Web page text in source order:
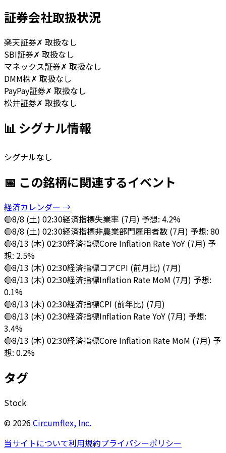
証券会社取扱状況
楽天証券✗ 取扱なし
SBI証券✗ 取扱なし
マネックス証券✗ 取扱なし
DMM株✗ 取扱なし
PayPay証券✗ 取扱なし
松井証券✗ 取扱なし
📊 シグナル情報
シグナルなし
📅 この銘柄に関連するイベント
経済カレンダー →
🔴8/8 (土) 02:30経済指標失業率 (7月) 予想: 4.2%
🔴8/8 (土) 02:30経済指標非農業部門雇用者数 (7月) 予想: 80
🔴8/13 (木) 02:30経済指標Core Inflation Rate YoY (7月) 予
想: 2.5%
🔴8/13 (木) 02:30経済指標コアCPI (前月比) (7月)
🔴8/13 (木) 02:30経済指標Inflation Rate MoM (7月) 予想:
0.1%
🔴8/13 (木) 02:30経済指標CPI (前年比) (7月)
🔴8/13 (木) 02:30経済指標Inflation Rate YoY (7月) 予想:
3.4%
🔴8/13 (木) 02:30経済指標Core Inflation Rate MoM (7月) 予
想: 0.2%
タグ
Stock
© 2026Circumflex, Inc.
当サイトについて利用規約プライバシーポリシー